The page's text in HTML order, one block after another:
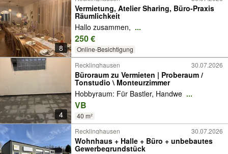
8
Vermietung, Atelier Sharing, Büro-Praxis
Räumlichkeit
Hallo zusammen, ...
250 €
Online-Besichtigung
4
Recklinghausen 30.07.2026
Büroraum zu Vermieten | Proberaum /
Tonstudio \ Monteurzimmer
Hobbyraum: Für Bastler, Handwe ...
VB
40 m²
Recklinghausen 30.07.2026
Wohnhaus + Halle + Büro + unbebautes
Gewerbegrundstück